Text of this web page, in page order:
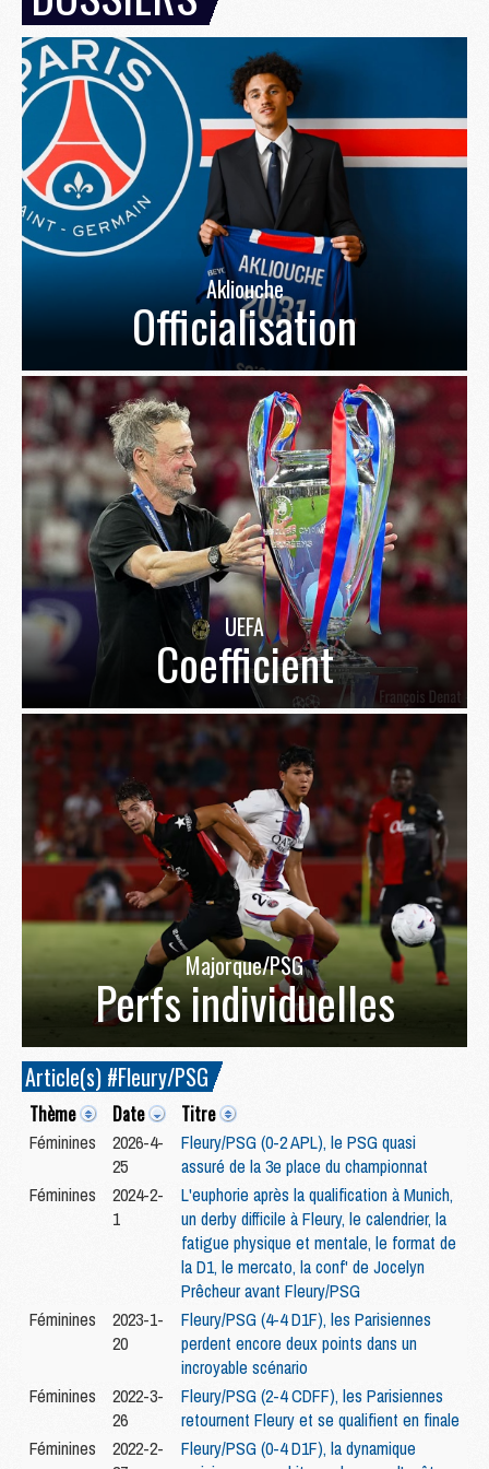
Akliouche
Officialisation
UEFA
Coefficient
Majorque/PSG
Perfs individuelles
Article(s) #Fleury/PSG
Thème Date Titre
Féminines
2026-4-
25
Fleury/PSG (0-2 APL), le PSG quasi
assuré de la 3e place du championnat
Féminines
2024-2-
1
L'euphorie après la qualification à Munich,
un derby difficile à Fleury, le calendrier, la
fatigue physique et mentale, le format de
la D1, le mercato, la conf' de Jocelyn
Prêcheur avant Fleury/PSG
Féminines
2023-1-
20
Fleury/PSG (4-4 D1F), les Parisiennes
perdent encore deux points dans un
incroyable scénario
Féminines
2022-3-
26
Fleury/PSG (2-4 CDFF), les Parisiennes
retournent Fleury et se qualifient en finale
Féminines
2022-2-
Fleury/PSG (0-4 D1F), la dynamique